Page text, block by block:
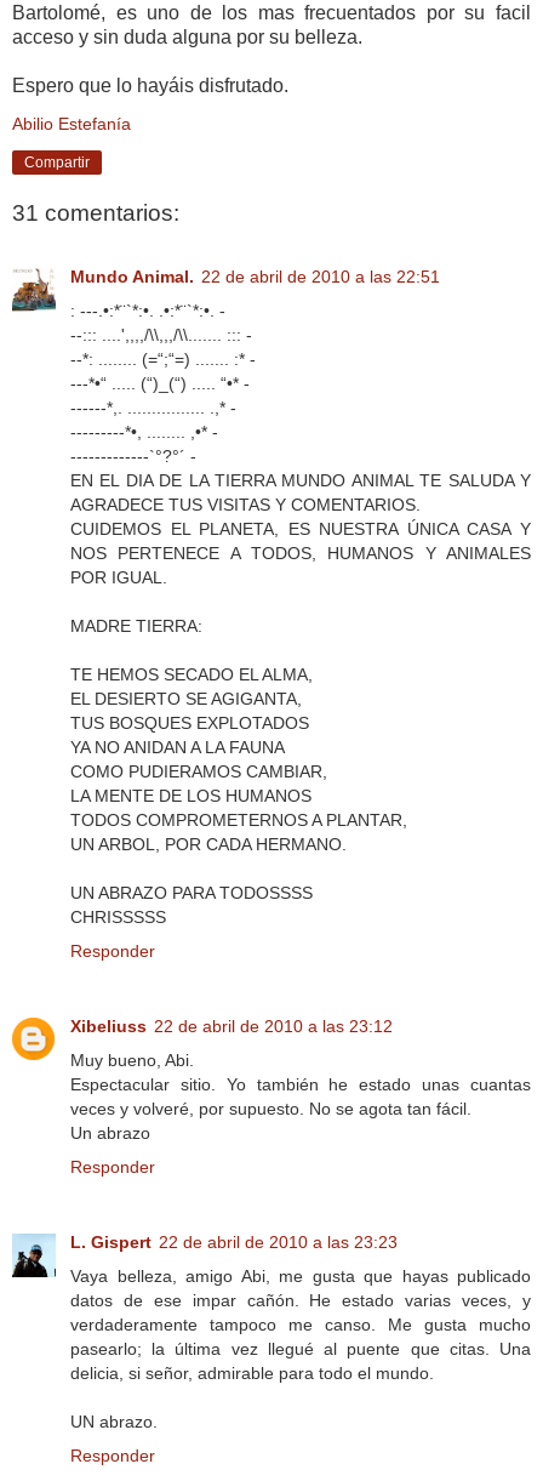
Bartolomé, es uno de los mas frecuentados por su facil
acceso y sin duda alguna por su belleza.
Espero que lo hayáis disfrutado.
Abilio Estefanía
Compartir
31 comentarios:
Mundo Animal. 22 de abril de 2010 a las 22:51
: ---.•:*¨`*:•. .•:*¨`*:•. -
--::: ....',,,,/\\,,,/\\....... ::: -
--*: ........ (=“;“=) ....... :* -
---*•“ ..... (“)_(“) ..... “•* -
------*,. ................ .,* -
---------*•, ........ ,•* -
-------------`°?°´ -
EN EL DIA DE LA TIERRA MUNDO ANIMAL TE SALUDA Y
AGRADECE TUS VISITAS Y COMENTARIOS.
CUIDEMOS EL PLANETA, ES NUESTRA ÚNICA CASA Y
NOS PERTENECE A TODOS, HUMANOS Y ANIMALES
POR IGUAL.
MADRE TIERRA:
TE HEMOS SECADO EL ALMA,
EL DESIERTO SE AGIGANTA,
TUS BOSQUES EXPLOTADOS
YA NO ANIDAN A LA FAUNA
COMO PUDIERAMOS CAMBIAR,
LA MENTE DE LOS HUMANOS
TODOS COMPROMETERNOS A PLANTAR,
UN ARBOL, POR CADA HERMANO.
UN ABRAZO PARA TODOSSSS
CHRISSSSS
Responder
Xibeliuss 22 de abril de 2010 a las 23:12
Muy bueno, Abi.
Espectacular sitio. Yo también he estado unas cuantas
veces y volveré, por supuesto. No se agota tan fácil.
Un abrazo
Responder
L. Gispert 22 de abril de 2010 a las 23:23
Vaya belleza, amigo Abi, me gusta que hayas publicado
datos de ese impar cañón. He estado varias veces, y
verdaderamente tampoco me canso. Me gusta mucho
pasearlo; la última vez llegué al puente que citas. Una
delicia, si señor, admirable para todo el mundo.
UN abrazo.
Responder